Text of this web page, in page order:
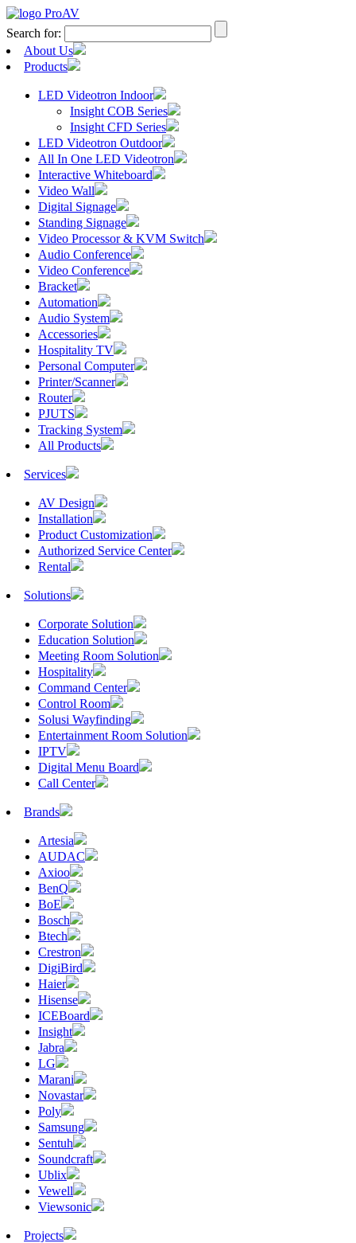
Search for:
About Us
Products
LED Videotron Indoor
Insight COB Series
Insight CFD Series
LED Videotron Outdoor
All In One LED Videotron
Interactive Whiteboard
Video Wall
Digital Signage
Standing Signage
Video Processor & KVM Switch
Audio Conference
Video Conference
Bracket
Automation
Audio System
Accessories
Hospitality TV
Personal Computer
Printer/Scanner
Router
PJUTS
Tracking System
All Products
Services
AV Design
Installation
Product Customization
Authorized Service Center
Rental
Solutions
Corporate Solution
Education Solution
Meeting Room Solution
Hospitality
Command Center
Control Room
Solusi Wayfinding
Entertainment Room Solution
IPTV
Digital Menu Board
Call Center
Brands
Artesia
AUDAC
Axioo
BenQ
BoE
Bosch
Btech
Crestron
DigiBird
Haier
Hisense
ICEBoard
Insight
Jabra
LG
Marani
Novastar
Poly
Samsung
Sentuh
Soundcraft
Ublix
Vewell
Viewsonic
Projects